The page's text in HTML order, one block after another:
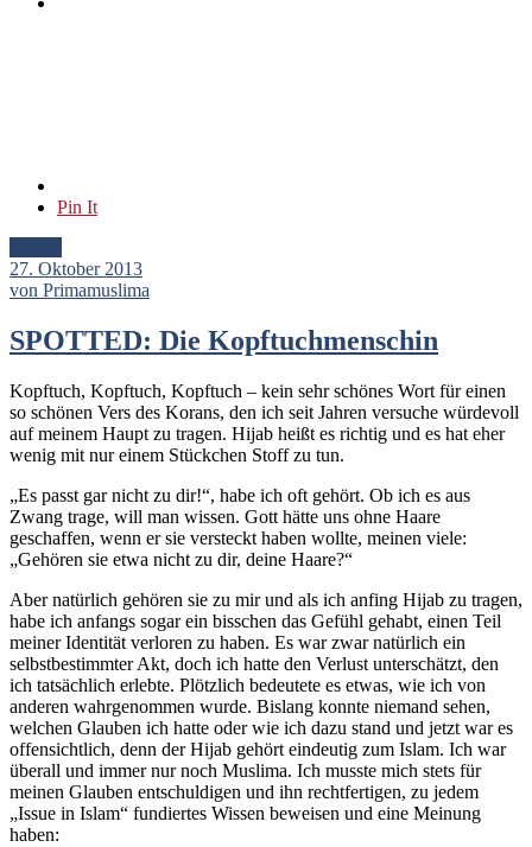
Pin It
27. Oktober 2013
von Primamuslima
SPOTTED: Die Kopftuchmenschin
Kopftuch, Kopftuch, Kopftuch – kein sehr schönes Wort für einen
so schönen Vers des Korans, den ich seit Jahren versuche würdevoll
auf meinem Haupt zu tragen. Hijab heißt es richtig und es hat eher
wenig mit nur einem Stückchen Stoff zu tun.
„Es passt gar nicht zu dir!“, habe ich oft gehört. Ob ich es aus
Zwang trage, will man wissen. Gott hätte uns ohne Haare
geschaffen, wenn er sie versteckt haben wollte, meinen viele:
„Gehören sie etwa nicht zu dir, deine Haare?“
Aber natürlich gehören sie zu mir und als ich anfing Hijab zu tragen,
habe ich anfangs sogar ein bisschen das Gefühl gehabt, einen Teil
meiner Identität verloren zu haben. Es war zwar natürlich ein
selbstbestimmter Akt, doch ich hatte den Verlust unterschätzt, den
ich tatsächlich erlebte. Plötzlich bedeutete es etwas, wie ich von
anderen wahrgenommen wurde. Bislang konnte niemand sehen,
welchen Glauben ich hatte oder wie ich dazu stand und jetzt war es
offensichtlich, denn der Hijab gehört eindeutig zum Islam. Ich war
überall und immer nur noch Muslima. Ich musste mich stets für
meinen Glauben entschuldigen und ihn rechtfertigen, zu jedem
„Issue in Islam“ fundiertes Wissen beweisen und eine Meinung
haben: